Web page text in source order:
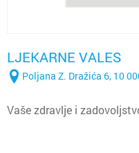
LJEKARNE VALES
Poljana Z. Dražića 6, 10
Vaše zdravlje i